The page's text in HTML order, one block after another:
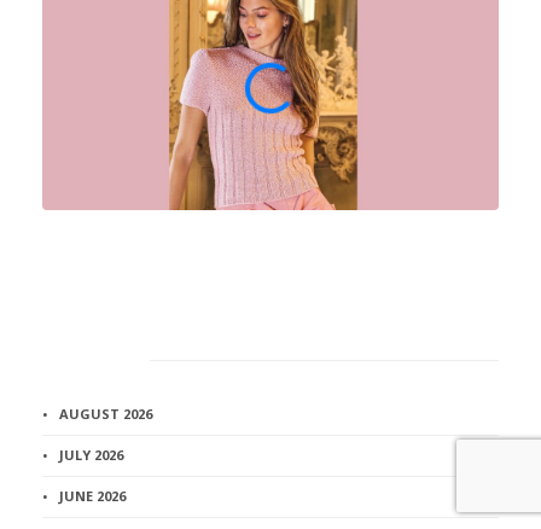
AUGUST 2026
JULY 2026
JUNE 2026